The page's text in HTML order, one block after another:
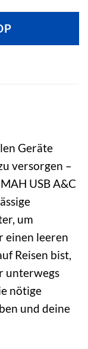
Geräte
versorgen –
USB A&C
um
einen leeren
Reisen bist,
unterwegs
nötige
und deine